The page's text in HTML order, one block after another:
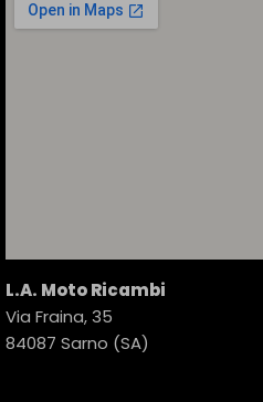
L.A. Moto Ricambi
Via Fraina, 35
84087 Sarno (SA)